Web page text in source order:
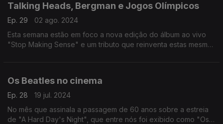
Talking Heads, Bergman e Jogos Olímpicos
Ep. 29
02 ago. 2024
Esta semana estão em foco a nova edição do álbum ao vivo
"Stop Making Sense" e um tributo que reinventa estas mesmas
Os Beatles no cinema
Ep. 28
19 jul. 2024
No mês que assinala a passagem de 60 anos sobre a estreia
de "A Hard Day's Night", que entre nós foi exibido como "Os